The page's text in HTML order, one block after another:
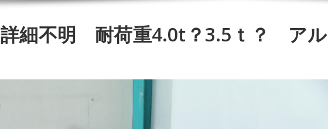
詳細不明 耐荷重4.0t？3.5ｔ？ アル